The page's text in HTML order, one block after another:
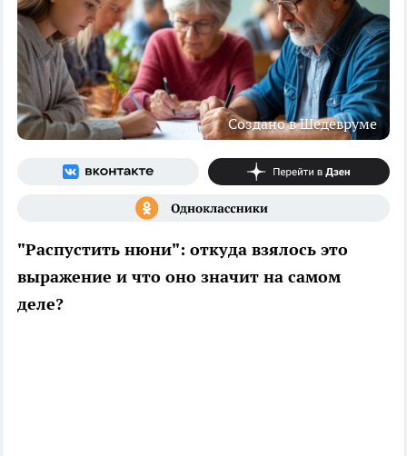
Создано в Шедевруме
"Распустить нюни": откуда взялось это
выражение и что оно значит на самом
деле?